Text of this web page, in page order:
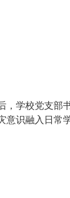
，学校党支部
意识融入日常